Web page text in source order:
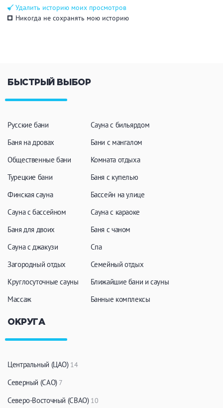
Удалить историю моих просмотров
Никогда не сохранять мою историю
БЫСТРЫЙ ВЫБОР
Русские бани
Баня на дровах
Общественные бани
Турецкие бани
Финская сауна
Сауна с бассейном
Баня для двоих
Сауна с джакузи
Загородный отдых
Круглосуточные сауны
Массаж
Сауна с бильярдом
Бани с мангалом
Комната отдыха
Баня с купелью
Бассейн на улице
Сауна с караоке
Баня с чаном
Спа
Семейный отдых
Ближайшие бани и сауны
Банные комплексы
ОКРУГА
Центральный (ЦАО) 14
Северный (САО) 7
Северо-Восточный (СВАО) 10